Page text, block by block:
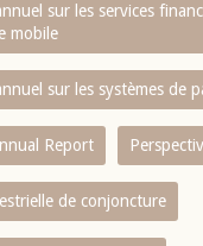
sur les services
mobile
sur les systèmes de
Report
de conjoncture